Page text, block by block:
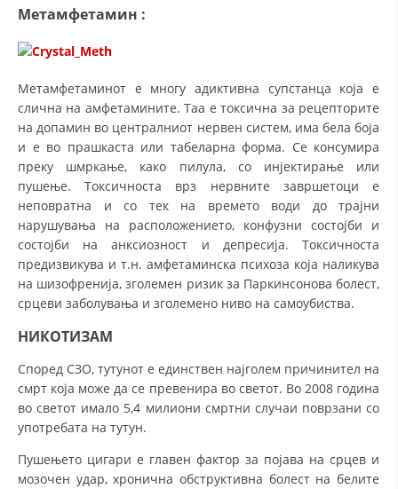
Метамфетамин :
Метамфетаминот е многу адиктивна супстанца која е
слична на амфетамините. Таа е токсична за рецепторите
на допамин во централниот нервен систем, има бела боја
и е во прашкаста или табеларна форма. Се консумира
преку шмркање, како пилула, со инјектирање или
пушење. Токсичноста врз нервните завршетоци е
неповратна и со тек на времето води до трајни
нарушувања на расположението, конфузни состојби и
состојби на анксиозност и депресија. Токсичноста
предизвикува и т.н. амфетаминска психоза која наликува
на шизофренија, зголемен ризик за Паркинсонова болест,
срцеви заболувања и зголемено ниво на самоубиства.
НИКОТИЗАM
Според СЗО, тутунот е единствен најголем причинител на
смрт која може да се превенира во светот. Во 2008 година
во светот имало 5,4 милиони смртни случаи поврзани со
употребата на тутун.
Пушењето цигари е главен фактор за појава на срцев и
мозочен удар, хронична обструктивна болест на белите